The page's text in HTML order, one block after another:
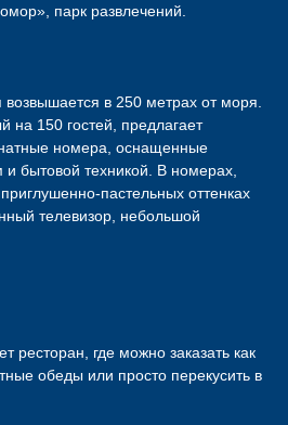
парк развлечений.
возвышается в 250 метрах от моря.
150 гостей, предлагает
номера, оснащенные
бытовой техникой. В номерах,
пастельных оттенках
телевизор, небольшой
ресторан, где можно заказать как
обеды или просто перекусить в